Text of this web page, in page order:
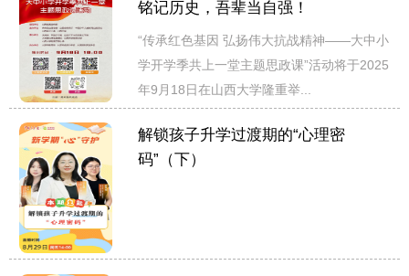
铭记历史，吾辈当自强！
“传承红色基因 弘扬伟大抗战精神——大中小
学开学季共上一堂主题思政课”活动将于2025
年9月18日在山西大学隆重举...
解锁孩子升学过渡期的“心理密
码”（下）